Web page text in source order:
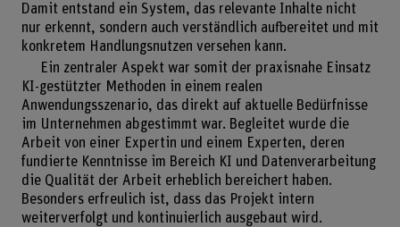
Damit entstand ein System, das relevante Inhalte nicht
nur erkennt, sondern auch verständlich aufbereitet und mit
konkretem Handlungsnutzen versehen kann.
Ein zentraler Aspekt war somit der praxisnahe Einsatz
KI-gestützter Methoden in einem realen
Anwendungsszenario, das direkt auf aktuelle Bedürfnisse
im Unternehmen abgestimmt war. Begleitet wurde die
Arbeit von einer Expertin und einem Experten, deren
fundierte Kenntnisse im Bereich KI und Datenverarbeitung
die Qualität der Arbeit erheblich bereichert haben.
Besonders erfreulich ist, dass das Projekt intern
weiterverfolgt und kontinuierlich ausgebaut wird.